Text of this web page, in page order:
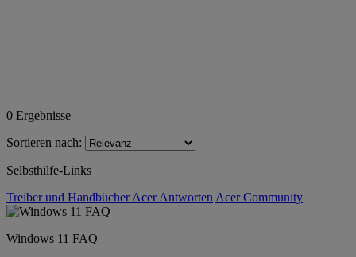
0 Ergebnisse
Sortieren nach:
Selbsthilfe-Links
Treiber und HandbücherAcer Antworten Acer Community
Windows 11 FAQ